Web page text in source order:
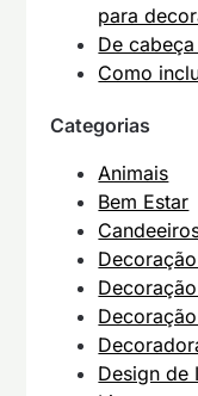
para
De
Como
Categorias
Animais
Bem Estar
Design de